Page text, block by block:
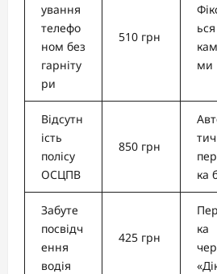
ування
телефо
ном без
гарніту
ри
510 грн
ься
ми
Відсутн
ість
полісу
ОСЦПВ
850 грн
ка
Забуте
посвідч
ення
водія
425 грн
ка